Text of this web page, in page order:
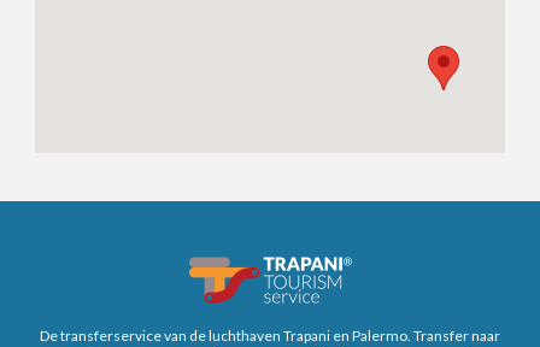
De transferservice van de luchthaven Trapani en Palermo. Transfer naar